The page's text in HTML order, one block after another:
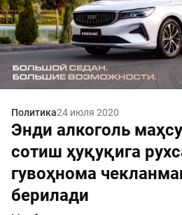
Политика24 июля 2020
Энди алкоголь
сотиш ҳуқуқига
гувоҳнома
берилади